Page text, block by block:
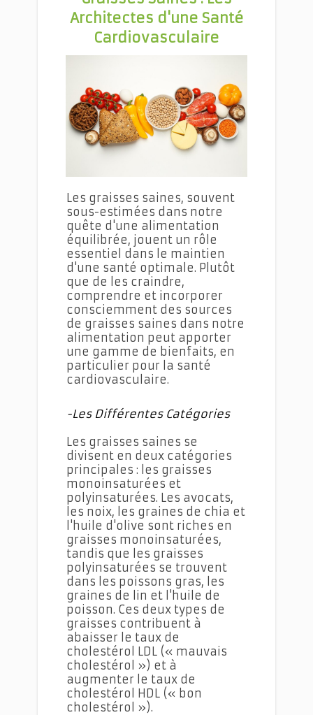
Architectes d'une Santé
Cardiovasculaire
Repas Végétariens Équilibrés et Savoureux
Les graisses saines, souvent
sous-estimées dans notre
quête d'une alimentation
équilibrée, jouent un rôle
essentiel dans le maintien
d'une santé optimale. Plutôt
que de les craindre,
comprendre et incorporer
consciemment des sources
de graisses saines dans notre
alimentation peut apporter
une gamme de bienfaits, en
particulier pour la santé
cardiovasculaire.
-Les Différentes Catégories
Les graisses saines se
divisent en deux catégories
principales : les graisses
monoinsaturées et
polyinsaturées. Les avocats,
les noix, les graines de chia et
l'huile d'olive sont riches en
graisses monoinsaturées,
tandis que les graisses
polyinsaturées se trouvent
dans les poissons gras, les
graines de lin et l'huile de
poisson. Ces deux types de
graisses contribuent à
abaisser le taux de
cholestérol LDL (« mauvais
cholestérol ») et à
augmenter le taux de
cholestérol HDL (« bon
cholestérol »).